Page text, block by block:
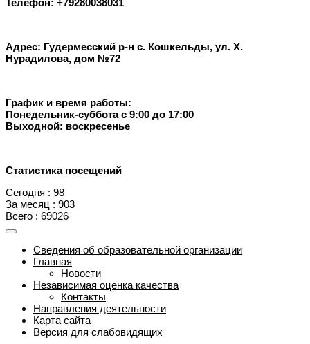
Телефон: +79280038031
Адрес: Гудермесский р-н с. Кошкельды, ул. Х.
Нурадилова, дом №72
График и время работы:
Понедельник-суббота с 9:00 до 17:00
Выходной: воскресенье
Статистика посещений
Сегодня : 98
За месяц : 903
Всего : 69026
Сведения об образовательной организации
Главная
Новости
Независимая оценка качества
Контакты
Направления деятельности
Карта сайта
Версия для слабовидящих